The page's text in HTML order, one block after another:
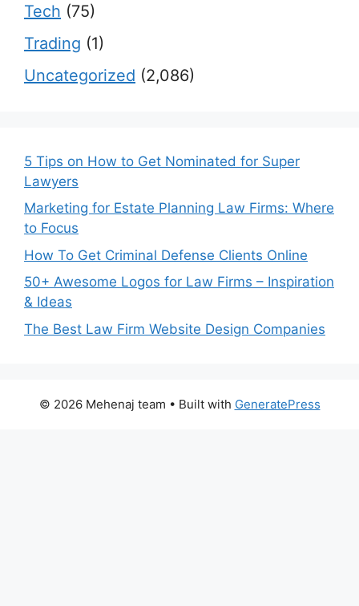
Tech (75)
Trading (1)
Uncategorized (2,086)
5 Tips on How to Get Nominated for Super
Lawyers
Marketing for Estate Planning Law Firms: Where
to Focus
How To Get Criminal Defense Clients Online
50+ Awesome Logos for Law Firms – Inspiration
& Ideas
The Best Law Firm Website Design Companies
© 2026 Mehenaj team • Built with GeneratePress